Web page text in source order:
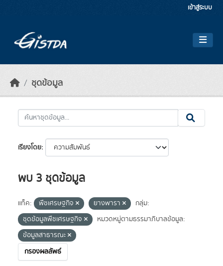
เข้าสู่ระบบ
ชุดข้อมูล
เรียงโดย
พบ 3 ชุดข้อมูล
แท็ค: พืชเศรษฐกิจ ยางพารา
กลุ่ม:
ชุดข้อมูลพืชเศรษฐกิจ
หมวดหมู่ตามธรรมาภิบาลข้อมูล:
ข้อมูลสาธารณะ
กรองผลลัพธ์